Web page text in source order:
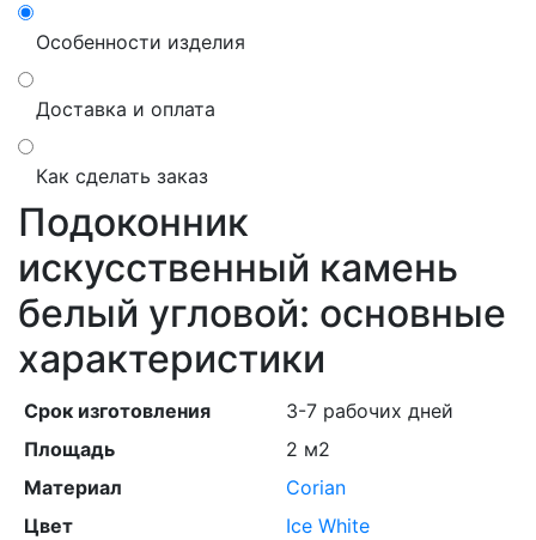
Особенности изделия
Доставка и оплата
Как сделать заказ
Подоконник
искусственный камень
белый угловой: основные
характеристики
Срок изготовления
3-7 рабочих дней
Площадь
2 м2
Материал
Corian
Цвет
Ice White